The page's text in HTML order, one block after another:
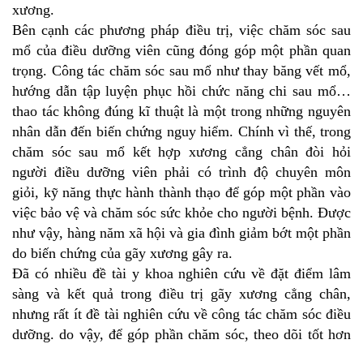
xương.
Bên cạnh các phương pháp điều trị, việc chăm sóc sau
mổ của điều dưỡng viên cũng đóng góp một phần quan
trọng. Công tác chăm sóc sau mổ như thay băng vết mổ,
hướng dẫn tập luyện phục hồi chức năng chi sau mổ…
thao tác không đúng kĩ thuật là một trong những nguyên
nhân dẫn đến biến chứng nguy hiểm. Chính vì thế, trong
chăm sóc sau mổ kết hợp xương cẳng chân đòi hỏi
người điều dưỡng viên phải có trình độ chuyên môn
giỏi, kỹ năng thực hành thành thạo để góp một phần vào
việc bảo vệ và chăm sóc sức khỏe cho người bệnh. Được
như vậy, hàng năm xã hội và gia đình giảm bớt một phần
do biến chứng của gãy xương gây ra.
Đã có nhiều đề tài y khoa nghiên cứu về đặt điểm lâm
sàng và kết quả trong điều trị gãy xương cẳng chân,
nhưng rất ít đề tài nghiên cứu về công tác chăm sóc điều
dưỡng. do vậy, để góp phần chăm sóc, theo dõi tốt hơn